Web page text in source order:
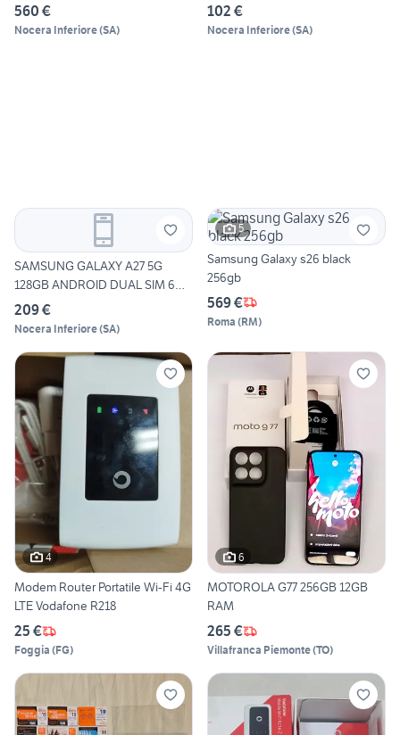
560 €
Nocera Inferiore(SA)
102 €
Nocera Inferiore(SA)
SAMSUNG GALAXY A27 5G
128GB ANDROID DUAL SIM 6GB
R
209 €
Nocera Inferiore(SA)
5
Samsung Galaxy s26 black
256gb
569 €
Roma (RM)
4
Modem Router Portatile Wi-Fi 4G
LTE Vodafone R218
25 €
Foggia (FG)
6
MOTOROLA G77 256GB 12GB
RAM
265 €
Villafranca Piemonte(TO)